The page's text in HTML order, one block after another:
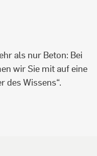
als nur Beton: Bei
wir Sie mit auf eine
des Wissens“.